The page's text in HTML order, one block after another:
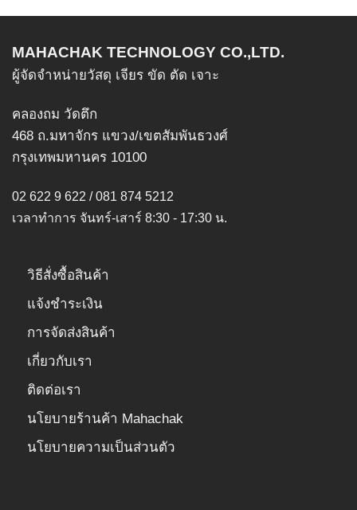
MAHACHAK TECHNOLOGY CO.,LTD.
ผู้จัดจำหน่ายวัสดุ เจียร ขัด ตัด เจาะ
คลองถม วัดตึก
468 ถ.มหาจักร แขวง/เขตสัมพันธวงศ์
กรุงเทพมหานคร 10100
02 622 9 622 / 081 874 5212
เวลาทำการ จันทร์-เสาร์ 8:30 - 17:30 น.
วิธีสั่งซื้อสินค้า
แจ้งชำระเงิน
การจัดส่งสินค้า
เกี่ยวกับเรา
ติดต่อเรา
นโยบายร้านค้า Mahachak
นโยบายความเป็นส่วนตัว